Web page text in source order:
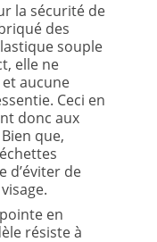
la sécurité de
des
souple
elle ne
aucune
Ceci en
donc aux
que,
d’éviter de
en
résiste à